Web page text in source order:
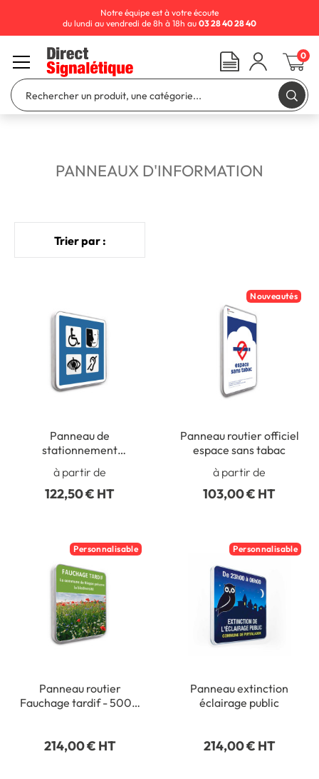
PANNEAUX D'INFORMATION
Trier par :
Panneau de
stationnement
accessibilité pour
handicapés
à partir de
122,50 € HT
Nouveautés
Panneau routier officiel
espace sans tabac
à partir de
103,00 € HT
Personnalisable
Panneau routier
Fauchage tardif - 500 x
214,00 € HT
Personnalisable
Panneau extinction
éclairage public
214,00 € HT
Notre équipe est à votre écoute
du lundi au vendredi de 8h à 18h au 03 28 40 28 40
0